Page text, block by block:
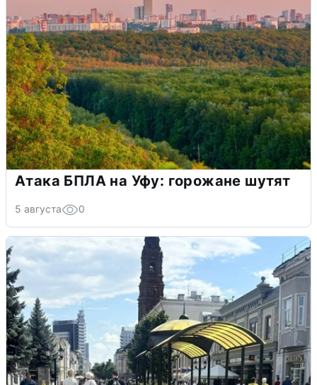
Атака БПЛА на Уфу: горожане шутят
5 августа 0